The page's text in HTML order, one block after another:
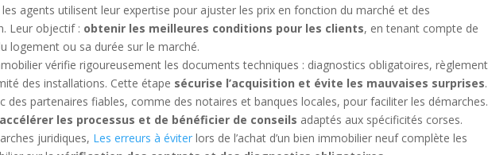
agents utilisent leur expertise pour ajuster les prix en fonction du marché et des
Leur objectif : obtenir les meilleures conditions pour les clients, en tenant compte de
logement ou sa durée sur le marché.
vérifie rigoureusement les documents techniques : diagnostics obligatoires,
des installations. Cette étape sécurise l’acquisition et évite les mauvaises surprises.
des partenaires fiables, comme des notaires et banques locales, pour faciliter les
accélérer les processus et de bénéficier de conseils adaptés aux spécificités corses.
juridiques, Les erreurs à éviter lors de l’achat d’un bien immobilier neuf complète les